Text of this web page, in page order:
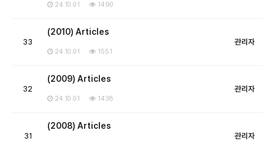
24.10.01 1490
33
(2010) Articles
24.10.01 1551
관리자
32
(2009) Articles
24.10.01 1438
관리자
31
(2008) Articles
관리자